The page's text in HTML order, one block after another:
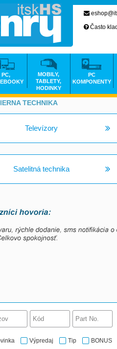
TECHNIKA
Televízory
Satelitná technika
Výpredaj Tip BONUS
Často
PC,
MOBILY,
TABLETY,
HODINKY
PC
KOMPONENTY